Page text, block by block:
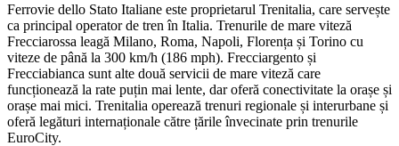
Ferrovie dello Stato Italiane este proprietarul Trenitalia, care servește
ca principal operator de tren în Italia. Trenurile de mare viteză
Frecciarossa leagă Milano, Roma, Napoli, Florența și Torino cu
viteze de până la 300 km/h (186 mph). Frecciargento și
Frecciabianca sunt alte două servicii de mare viteză care
funcționează la rate puțin mai lente, dar oferă conectivitate la orașe și
orașe mai mici. Trenitalia operează trenuri regionale și interurbane și
oferă legături internaționale către țările învecinate prin trenurile
EuroCity.